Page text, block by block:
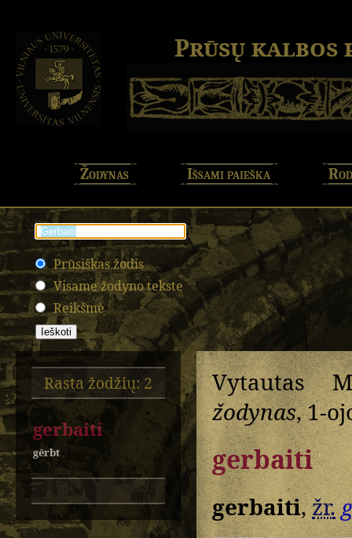
Prūsų kalbos
Žodynas Išsami paieška
Prūsiškas žodis
Visame žodyno tekste
Reikšmė
Rasta žodžių: 2
gerbaiti
gērbt
Vytautas
žodynas, 1-
gerbaiti
gerbaiti,žr.